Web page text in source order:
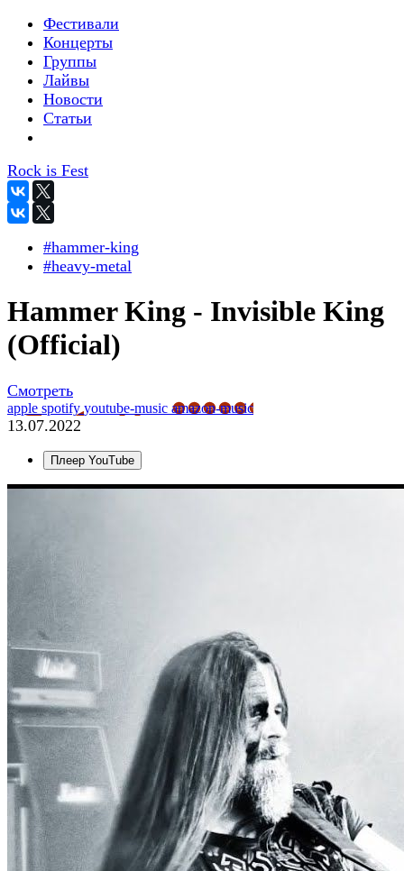
Фестивали
Концерты
Группы
Лайвы
Новости
Статьи
Rock is Fest
#hammer-king
#heavy-metal
Hammer King - Invisible King
(Official)
Смотреть
apple spotifyyoutube-music amazon-music
13.07.2022
Плеер YouTube